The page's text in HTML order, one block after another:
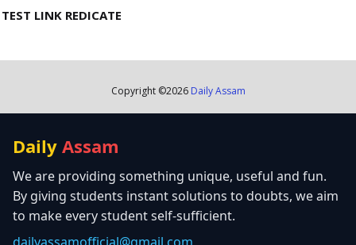
TEST LINK REDICATE
Copyright ©2026 Daily Assam
Daily Assam
We are providing something unique, useful and fun.
By giving students instant solutions to doubts, we aim
to make every student self-sufficient.